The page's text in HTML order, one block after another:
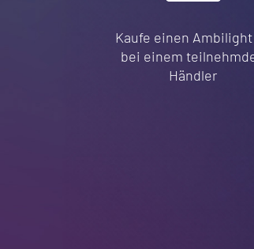
Kaufe einen Ambilight
bei einem
Händler